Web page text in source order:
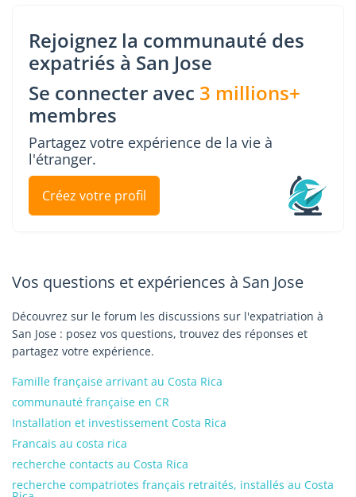
Rejoignez la communauté des
expatriés à San Jose
Se connecter avec 3 millions+
membres
Partagez votre expérience de la vie à
l'étranger.
Créez votre profil
Vos questions et expériences à San Jose
Découvrez sur le forum les discussions sur l'expatriation à
San Jose : posez vos questions, trouvez des réponses et
partagez votre expérience.
Famille française arrivant au Costa Rica
communauté française en CR
Installation et investissement Costa Rica
Francais au costa rica
recherche contacts au Costa Rica
recherche compatriotes français retraités, installés au Costa